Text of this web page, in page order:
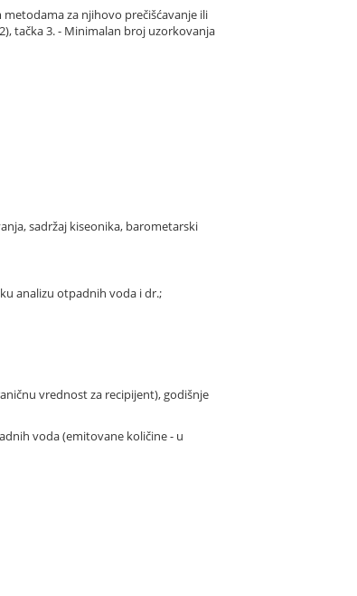
za njihovo prečišćavanje ili
tačka 3. - Minimalan broj uzorkovanja
sadržaj kiseonika, barometarski
analizu otpadnih voda i dr.;
vrednost za recipijent), godišnje
voda (emitovane količine - u